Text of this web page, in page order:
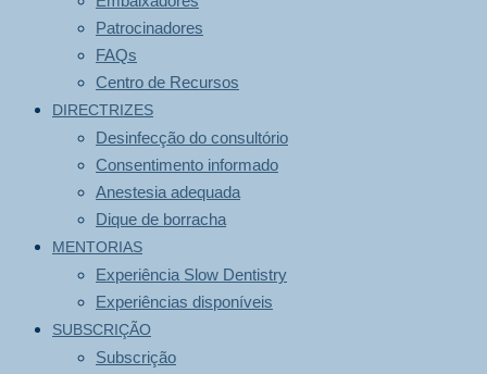
Patrocinadores
FAQs
Centro de Recursos
DIRECTRIZES
Desinfecção do consultório
Consentimento informado
Anestesia adequada
Dique de borracha
MENTORIAS
Experiência Slow Dentistry
Experiências disponíveis
SUBSCRIÇÃO
Subscrição